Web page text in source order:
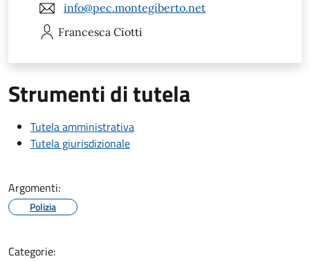
info@pec.montegiberto.net
Francesca Ciotti
Strumenti di tutela
Tutela amministrativa
Tutela giurisdizionale
Argomenti:
Polizia
Categorie: